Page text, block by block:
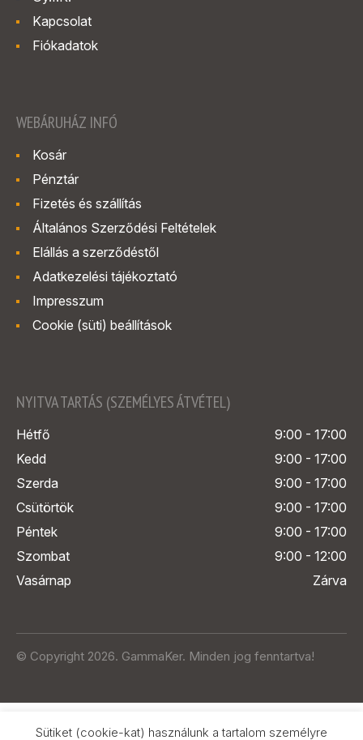
Kapcsolat
Fiókadatok
WEBÁRUHÁZ INFÓ
Kosár
Pénztár
Fizetés és szállítás
Általános Szerződési Feltételek
Elállás a szerződéstől
Adatkezelési tájékoztató
Impresszum
Cookie (süti) beállítások
NYITVA TARTÁS (SZEMÉLYES ÁTVÉTEL)
Hétfő
9:00 - 17:00
Kedd
9:00 - 17:00
Szerda
9:00 - 17:00
Csütörtök
9:00 - 17:00
Péntek
9:00 - 17:00
Szombat
9:00 - 12:00
Vasárnap
Zárva
© Copyright 2026. GammaKer. Minden jog fenntartva!
Sütiket (cookie-kat) használunk a tartalom személyre